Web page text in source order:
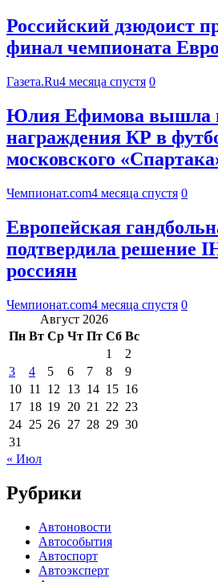
Российский дзюдоист
финал чемпионата
Газета.Ru4 месяца спустя 0
Юлия Ефимова вышла
награждения КР в
московского
Чемпионат.com4 месяца спустя 0
Европейская
подтвердила решение
россиян
Чемпионат.com4 месяца спустя 0
Август 2026
Пн Вт Ср Чт Пт Сб Вс
1
2
3
4 5 6 7 8
9
10 11 12 13 14 15 16
17 18 19 20 21 22 23
24 25 26 27 28 29 30
31
« Июл
Рубрики
Автоновости
Автособытия
Автоспорт
Автоэксперт